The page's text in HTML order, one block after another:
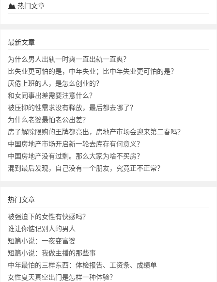
热门文章
最新文章
为什么男人出轨一时爽一直出轨一直爽？
比失业更可怕的是，中年失业；比中年失业更可怕的是？
厌倦上班的人，是怎么创业的？
和女同事出差需要注意什么？
被压抑的性需求没有释放，最后都去哪了？
为什么老婆最怕老公出差？
房子解除限购的王牌都亮出，房地产市场会迎来第二春吗？
中国房地产市场开启新一轮去库存有何意义？
中国房地产没有过剩。那么大家为啥不买房？
混到最后发现，自己没有一个朋友，究竟正不正常？
热门文章
被强迫下的女性有快感吗？
谁让你惦记别人的男人
短篇小说：一夜变富婆
短篇小说：我做主播的那些事
中年最怕的三样东西：体检报告、工资条、成绩单
女性夏天真空出门是怎样一种体验？